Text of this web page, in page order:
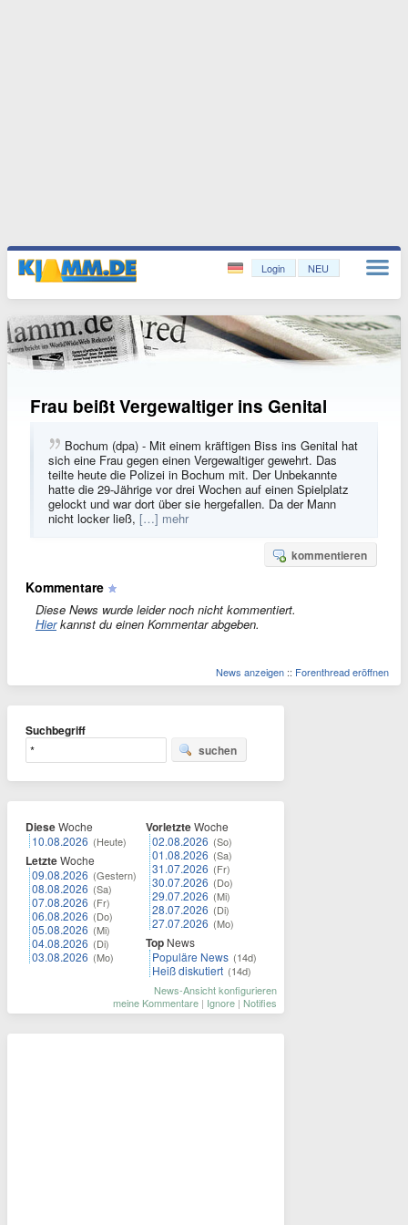
Login NEU
Frau beißt Vergewaltiger ins Genital
Bochum (dpa) - Mit einem kräftigen Biss ins Genital hat
sich eine Frau gegen einen Vergewaltiger gewehrt. Das
teilte heute die Polizei in Bochum mit. Der Unbekannte
hatte die 29-Jährige vor drei Wochen auf einen Spielplatz
gelockt und war dort über sie hergefallen. Da der Mann
nicht locker ließ, […] mehr
kommentieren
Kommentare
Diese News wurde leider noch nicht kommentiert.
Hierkannst du einen Kommentar abgeben.
News anzeigen :: Forenthread eröffnen
Suchbegriff
suchen
DieseWoche
10.08.2026 (Heute)
LetzteWoche
09.08.2026 (Gestern)
08.08.2026 (Sa)
07.08.2026 (Fr)
06.08.2026 (Do)
05.08.2026 (Mi)
04.08.2026 (Di)
03.08.2026 (Mo)
VorletzteWoche
02.08.2026 (So)
01.08.2026 (Sa)
31.07.2026 (Fr)
30.07.2026 (Do)
29.07.2026 (Mi)
28.07.2026 (Di)
27.07.2026 (Mo)
Top News
Populäre News (14d)
Heiß diskutiert (14d)
News-Ansicht konfigurieren
meine Kommentare | Ignore | Notifies